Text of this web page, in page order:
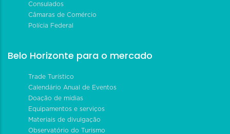
Consulados
Câmaras de Comércio
Polícia Federal
Belo Horizonte para o mercado
Trade Turístico
Calendário Anual de Eventos
Doação de mídias
Equipamentos e serviços
Materiais de divulgação
Observatório do Turismo